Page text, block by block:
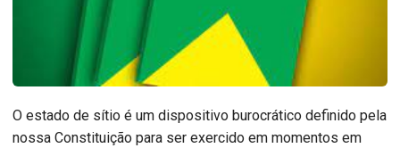
O estado de sítio é um dispositivo burocrático definido pela
nossa Constituição para ser exercido em momentos em